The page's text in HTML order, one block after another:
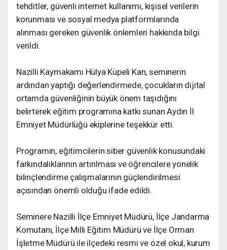
tehditler, güvenli internet kullanımı, kişisel verilerin
korunması ve sosyal medya platformlarında
alınması gereken güvenlik önlemleri hakkında bilgi
verildi.
Nazilli Kaymakamı Hülya Küpeli Kan, seminerin
ardından yaptığı değerlendirmede, çocukların dijital
ortamda güvenliğinin büyük önem taşıdığını
belirterek eğitim programına katkı sunan Aydın İl
Emniyet Müdürlüğü ekiplerine teşekkür etti.
Programın, eğitimcilerin siber güvenlik konusundaki
farkındalıklarının artırılması ve öğrencilere yönelik
bilinçlendirme çalışmalarının güçlendirilmesi
açısından önemli olduğu ifade edildi.
Seminere Nazilli İlçe Emniyet Müdürü, İlçe Jandarma
Komutanı, İlçe Milli Eğitim Müdürü ve İlçe Orman
İşletme Müdürü ile ilçedeki resmi ve özel okul, kurum